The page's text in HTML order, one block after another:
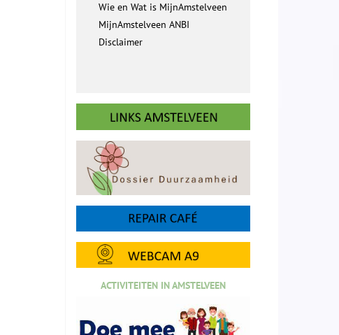
Wie en Wat is MijnAmstelveen
MijnAmstelveen ANBI
Disclaimer
ACTIVITEITEN IN AMSTELVEEN